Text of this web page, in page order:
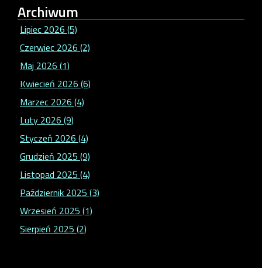
Archiwum
Lipiec 2026 (5)
Czerwiec 2026 (2)
Maj 2026 (1)
Kwiecień 2026 (6)
Marzec 2026 (4)
Luty 2026 (9)
Styczeń 2026 (4)
Grudzień 2025 (9)
Listopad 2025 (4)
Październik 2025 (3)
Wrzesień 2025 (1)
Sierpień 2025 (2)